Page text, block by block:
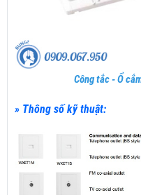
Công tắc - Ổ
» Thông số kỹ thuật: